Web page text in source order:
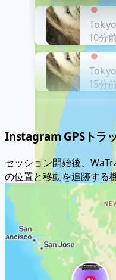
10分前
15分
Instagram GPSトラ
セッション開始後、
の位置と移動を追跡する